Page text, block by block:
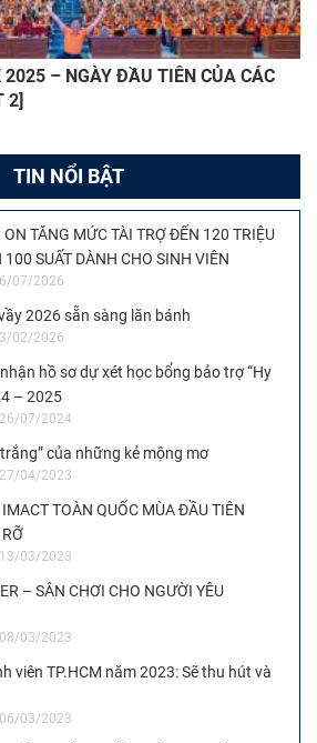
2025 – NGÀY ĐẦU TIÊN CỦA CÁC
2]
TIN NỔI BẬT
ON TĂNG MỨC TÀI TRỢ ĐẾN 120 TRIỆU
SUẤT DÀNH CHO SINH VIÊN
07/2026
2026 sẵn sàng lăn bánh
02/2026
hồ sơ dự xét học bổng bảo trợ “Hy
– 2025
07/2024
của những kẻ mộng mơ
04/2023
TOÀN QUỐC MÙA ĐẦU TIÊN
03/2023
– SÂN CHƠI CHO NGƯỜI YÊU
03/2023
viên TP.HCM năm 2023: Sẽ thu hút và
03/2023